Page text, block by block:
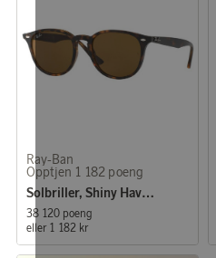
Ray-Ban
Opptjen 1 182 poeng
Solbriller, Shiny Havana, Ray-Ban
38 120 poeng
eller 1 182 kr